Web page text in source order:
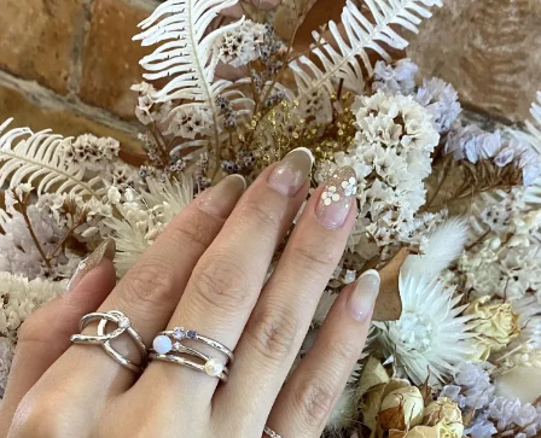
人気検索キーワード
#ペア #eギフト #ハーフエタニティリング
#刻印可 #メンズ ネックレス
ブランド Canal４℃
カテゴリー すべてのジュエリー
素材